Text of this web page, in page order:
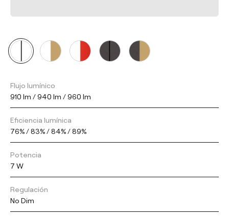
Flujo lumínico
910 lm / 940 lm / 960 lm
Eficiencia lumínica
76% / 83% / 84% / 89%
Potencia
7 W
Regulación
No Dim